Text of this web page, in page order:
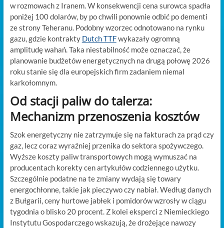
w rozmowach z Iranem. W konsekwencji cena surowca spadła
poniżej 100 dolarów, by po chwili ponownie odbić po dementi
ze strony Teheranu. Podobny wzorzec odnotowano na rynku
gazu, gdzie kontrakty Dutch TTFwykazały ogromną
amplitudę wahań. Taka niestabilność może oznaczać, że
planowanie budżetów energetycznych na drugą połowę 2026
roku stanie się dla europejskich firm zadaniem niemal
karkołomnym.
Od stacji paliw do talerza:
Mechanizm przenoszenia kosztów
Szok energetyczny nie zatrzymuje się na fakturach za prąd czy
gaz, lecz coraz wyraźniej przenika do sektora spożywczego.
Wyższe koszty paliw transportowych mogą wymuszać na
producentach korekty cen artykułów codziennego użytku.
Szczególnie podatne na te zmiany wydają się towary
energochłonne, takie jak pieczywo czy nabiał. Według danych
z Bułgarii, ceny hurtowe jabłek i pomidorów wzrosły w ciągu
tygodnia o blisko 20 procent. Z kolei eksperci z Niemieckiego
Instytutu Gospodarczego wskazują, że drożejące nawozy